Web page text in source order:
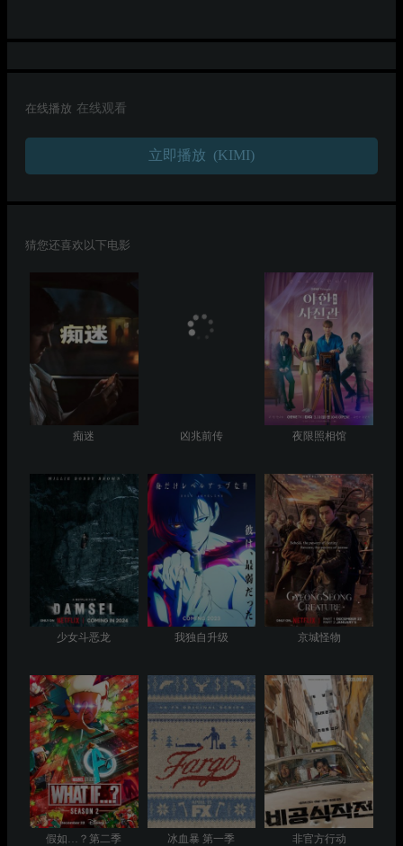
在线播放 在线观看
立即播放 (KIMI)
猜您还喜欢以下电影
痴迷 凶兆前传 夜限照相馆
少女斗恶龙 我独自升级 京城怪物
假如…？第二季 冰血暴 第一季 非官方行动